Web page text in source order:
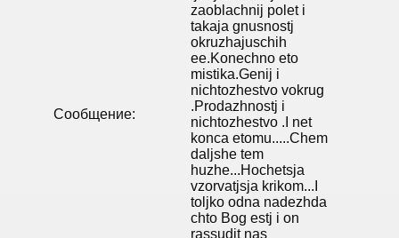
Сообщение:
zaoblachnij polet i
takaja gnusnostj
okruzhajuschih
ee.Konechno eto
mistika.Genij i
nichtozhestvo vokrug
.Prodazhnostj i
nichtozhestvo .I net
konca etomu.....Chem
daljshe tem
huzhe...Hochetsja
vzorvatjsja krikom...I
toljko odna nadezhda
chto Bog estj i on
rassudit nas